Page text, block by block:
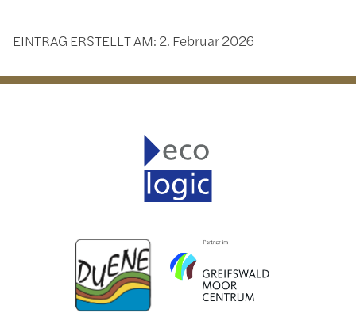
EINTRAG ERSTELLT AM: 2. Februar 2026